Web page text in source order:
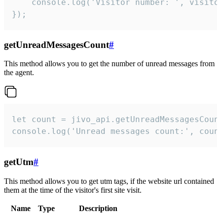
console.log('Visitor number: ',
});
getUnreadMessagesCount#
This method allows you to get the number of unread messages from
the agent.
let count =
console.log('Unread messages count:',
getUtm#
This method allows you to get utm tags, if the website url contained
them at the time of the visitor's first site visit.
Name Type
Description